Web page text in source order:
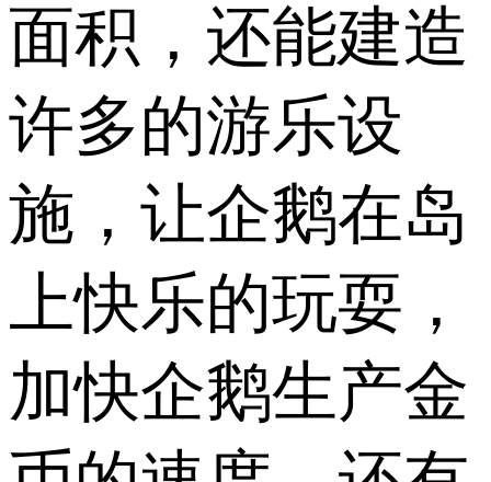
面积，还能建造
许多的游乐设
施，让企鹅在岛
上快乐的玩耍，
加快企鹅生产金